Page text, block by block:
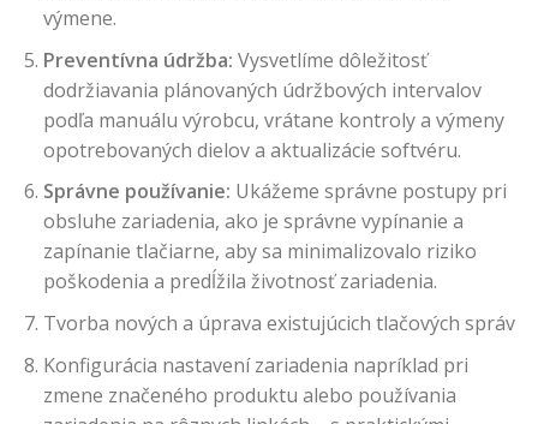
výmene.
Preventívna údržba: Vysvetlíme dôležitosť
dodržiavania plánovaných údržbových intervalov
podľa manuálu výrobcu, vrátane kontroly a výmeny
opotrebovaných dielov a aktualizácie softvéru.
Správne používanie: Ukážeme správne postupy pri
obsluhe zariadenia, ako je správne vypínanie a
zapínanie tlačiarne, aby sa minimalizovalo riziko
poškodenia a predĺžila životnosť zariadenia.
Tvorba nových a úprava existujúcich tlačových správ
Konfigurácia nastavení zariadenia napríklad pri
zmene značeného produktu alebo používania